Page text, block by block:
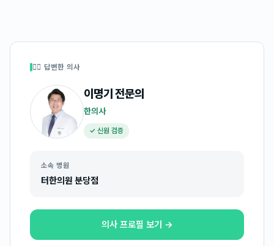
👩‍⚕️ 답변한 의사
이명기전문의
한의사
✓ 신원 검증
소속 병원
터한의원 분당점
의사 프로필 보기 →